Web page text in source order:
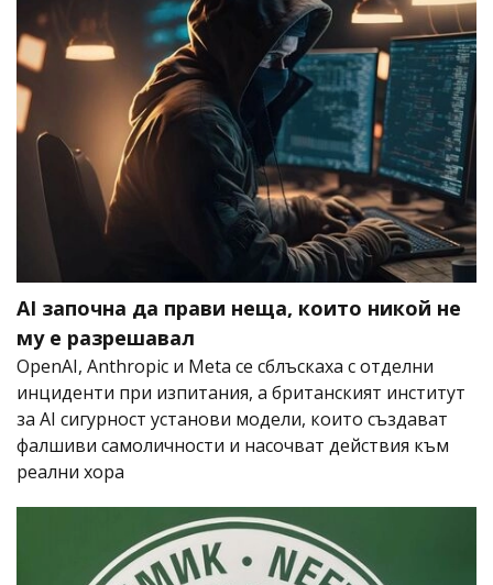
AI започна да прави неща, които никой не
му е разрешавал
OpenAI, Anthropic и Meta се сблъскаха с отделни
инциденти при изпитания, а британският институт
за AI сигурност установи модели, които създават
фалшиви самоличности и насочват действия към
реални хора